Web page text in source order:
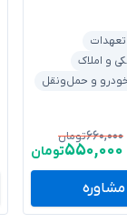
تعهدات
و املاک
و حمل‌ونقل
۶۶۰,۰۰۰تومان
۵۵۰,۰۰۰تومان